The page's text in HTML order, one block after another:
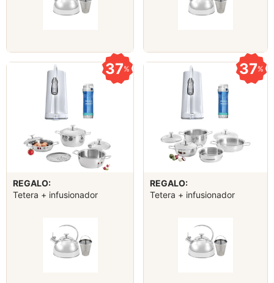
37%
REGALO:
Tetera + infusionador
37%
REGALO:
Tetera + infusionador